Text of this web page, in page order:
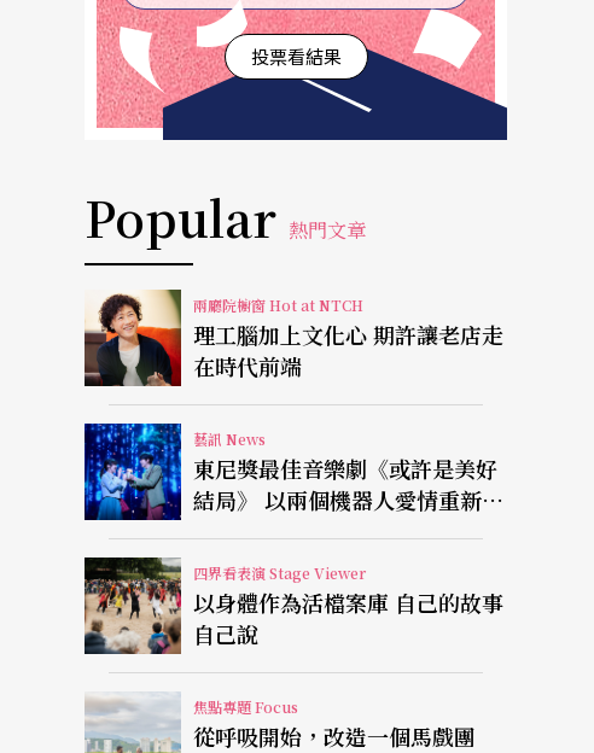
投票看結果
Popular 熱門文章
兩廳院櫥窗 Hot at NTCH
理工腦加上文化心 期許讓老店走
在時代前端
藝訊 News
東尼獎最佳音樂劇《或許是美好
結局》 以兩個機器人愛情重新凝
視有限人生
四界看表演 Stage Viewer
以身體作為活檔案庫 自己的故事
自己說
焦點專題 Focus
從呼吸開始，改造一個馬戲團